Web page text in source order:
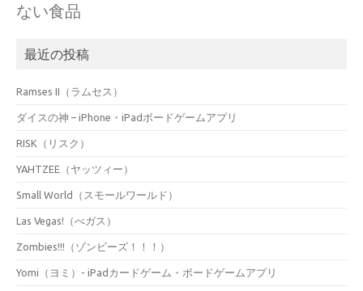
ない食品
最近の投稿
Ramses II（ラムセス）
ダイスの神 – iPhone・iPadボードゲームアプリ
RISK（リスク）
YAHTZEE（ヤッツィー）
Small World（スモールワールド）
Las Vegas!（べガス）
Zombies!!!（ゾンビーズ！！！）
Yomi（ヨミ）- iPadカードゲーム・ボードゲームアプリ